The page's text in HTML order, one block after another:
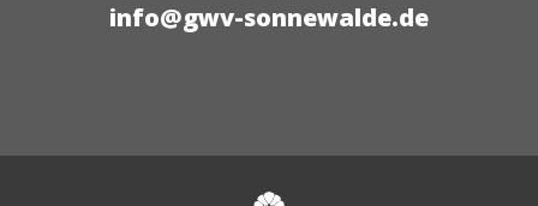
info@gwv-sonnewalde.de